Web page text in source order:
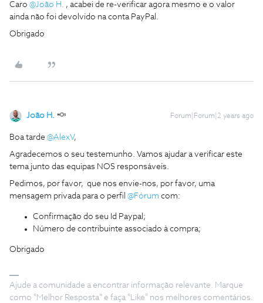
Caro @João H. , acabei de re-verificar agora mesmo e o valor
ainda não foi devolvido na conta PayPal.
Obrigado
João H. Forum|Forum|2 years ago
Boa tarde @AlexV,
Agradecemos o seu testemunho. Vamos ajudar a verificar este
tema junto das equipas NOS responsáveis.
Pedimos, por favor, que nos envie-nos, por favor, uma
mensagem privada para o perfil @Fórum com:
Confirmação do seu Id Paypal;
Número de contribuinte associado à compra;
Obrigado
Ajude a comunidade a encontrar informação relevante. Marque
como "Melhor Resposta" e faça "Like" nos melhores comentários.